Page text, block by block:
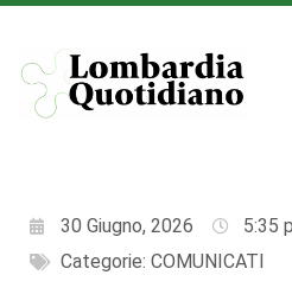
30 Giugno, 2026
5:35
Categorie: COMUNICATI